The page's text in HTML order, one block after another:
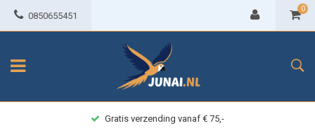
0850655451
0
Gratis verzending vanaf € 75,-